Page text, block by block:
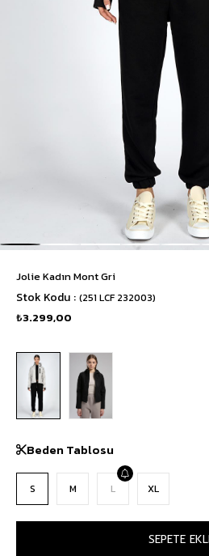
Jolie Kadın Mont Gri
Stok Kodu (251 LCF 232003)
₺3.299,00
Beden Tablosu
S M L XL